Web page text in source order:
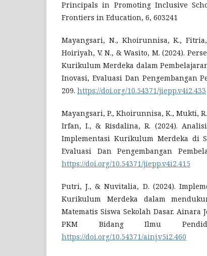
Principals in Promoting Inclusive
Frontiers in Education, 6, 603241
Mayangsari, N., Khoirunnisa, K.,
Hoiriyah, V. N., & Wasito, M. (2024).
Kurikulum Merdeka dalam
Inovasi, Evaluasi Dan Pengembangan
209. https://doi.org/10.54371/jiepp.v4i2.433
Mayangsari, P., Khoirunnisa, K., Mukti,
Irfan, I., & Risdalina, R. (2024).
Implementasi Kurikulum Merdeka di
Evaluasi Dan Pengembangan
https://doi.org/10.54371/jiepp.v4i2.415
Putri, J., & Nuvitalia, D. (2024).
Kurikulum Merdeka dalam
Matematis Siswa Sekolah Dasar.
PKM Bidang Ilmu
https://doi.org/10.54371/ainj.v5i2.460